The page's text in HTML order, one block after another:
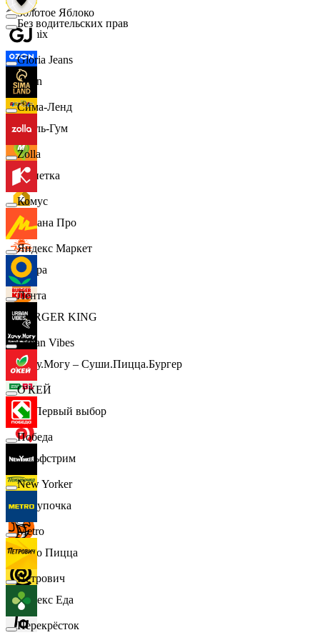
Demix
Ozon
Бубль-Гум
Монетка
Лемана Про
7 утра
BURGER KING
Хочу.Могу – Суши.Пицца.Бургер
B1 Первый выбор
Гольфстрим
Покупочка
Додо Пицца
Яндекс Еда
Золотое Яблоко
Gloria Jeans
Сима-Ленд
Zolla
Комус
Яндекс Маркет
Лента
Urban Vibes
О'КЕЙ
Победа
New Yorker
Metro
Петрович
Перекрёсток
Без водительских прав